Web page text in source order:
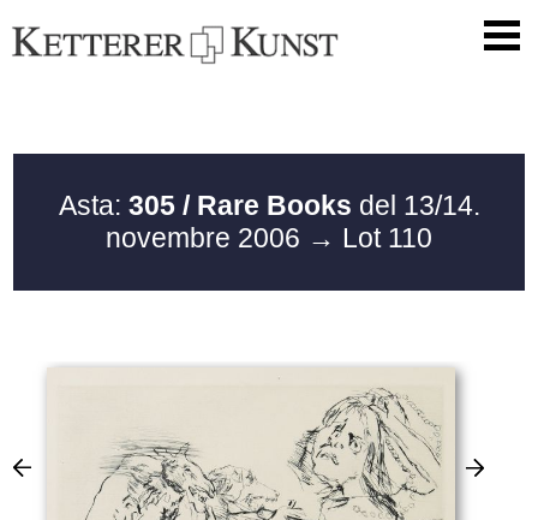
Asta: 305 / Rare Books del 13/14.
novembre 2006 → Lot 110